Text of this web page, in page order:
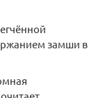
замши в